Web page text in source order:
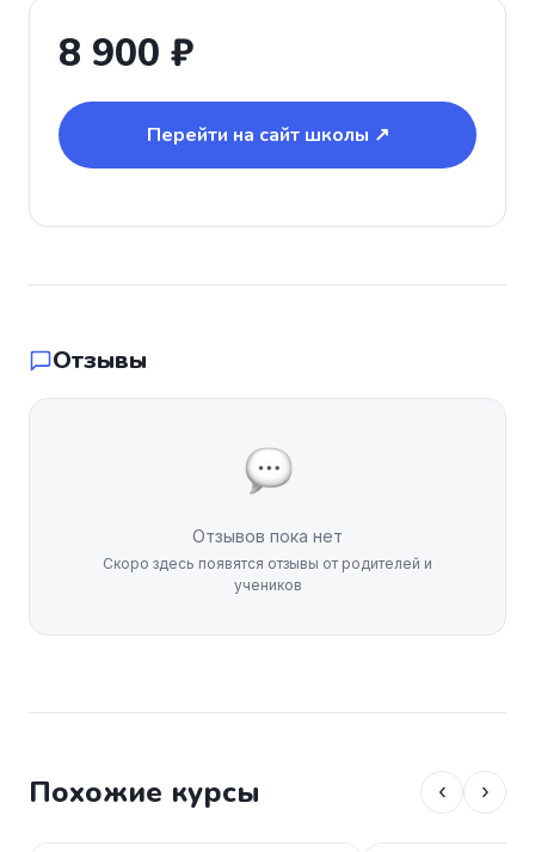
8 900 ₽
Перейти на сайт школы ↗
Отзывы
Отзывов пока нет
Скоро здесь появятся отзывы от родителей и
учеников
Похожие курсы ‹ ›